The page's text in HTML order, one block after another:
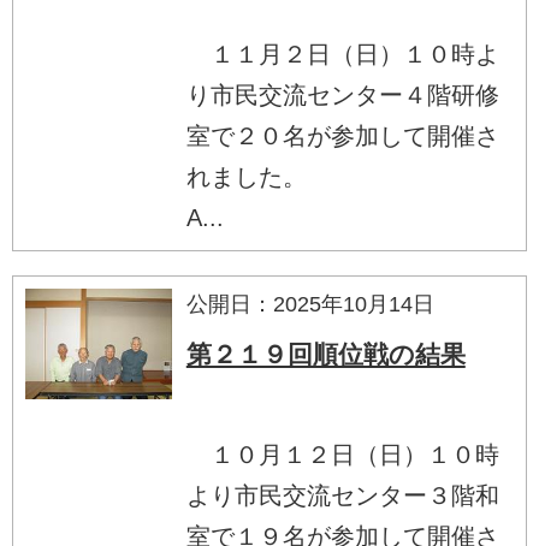
１１月２日（日）１０時よ
り市民交流センター４階研修
室で２０名が参加して開催さ
れました。
A...
公開日：2025年10月14日
第２１９回順位戦の結果
１０月１２日（日）１０時
より市民交流センター３階和
室で１９名が参加して開催さ